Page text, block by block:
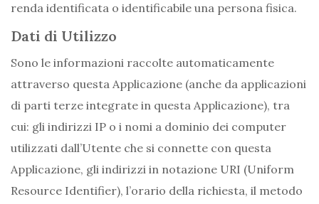
renda identificata o identificabile una persona fisica.
Dati di Utilizzo
Sono le informazioni raccolte automaticamente
attraverso questa Applicazione (anche da applicazioni
di parti terze integrate in questa Applicazione), tra
cui: gli indirizzi IP o i nomi a dominio dei computer
utilizzati dall’Utente che si connette con questa
Applicazione, gli indirizzi in notazione URI (Uniform
Resource Identifier), l’orario della richiesta, il metodo